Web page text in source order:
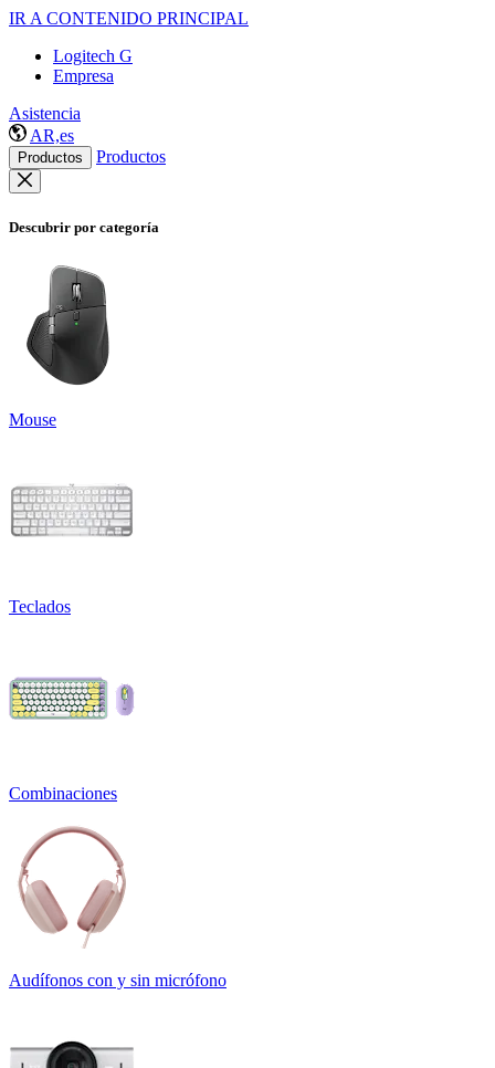
IR A CONTENIDO PRINCIPAL
Logitech G
Empresa
Asistencia
AR,es
Productos Productos
Descubrir por categoría
Mouse
Teclados
Combinaciones
Audífonos con y sin micrófono